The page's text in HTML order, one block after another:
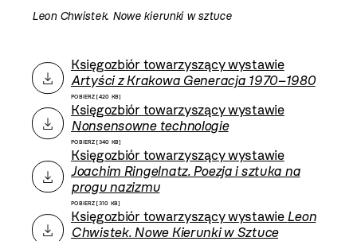
Leon Chwistek. Nowe kierunki w sztuce
Księgozbiór towarzyszący wystawie
Artyści z Krakowa Generacja 1970–1980
POBIERZ [420 KB]
Księgozbiór towarzyszący wystawie
Nonsensowne technologie
POBIERZ [340 KB]
Księgozbiór towarzyszący wystawie
Joachim Ringelnatz. Poezja i sztuka na
progu nazizmu
POBIERZ [310 KB]
Księgozbiór towarzyszący wystawie Leon
Chwistek. Nowe Kierunki w Sztuce